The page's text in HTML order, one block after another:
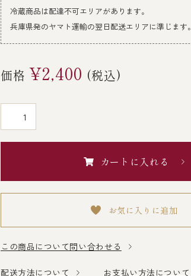
冷蔵商品は配達不可エリアがあります。
兵庫県発のヤマト運輸の翌日配送エリアに準じます。
価格 ¥2,400 (税込)
カートに入れる
お気に入りに追加
この商品について問い合わせる
配送方法について お支払い方法について